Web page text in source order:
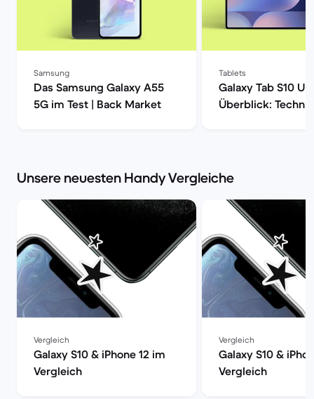
Samsung
Das Samsung Galaxy A55
5G im Test | Back Market
Tablets
Galaxy Tab S10
Überblick:
Unsere neuesten Handy Vergleiche
Vergleich
Galaxy S10 & iPhone 12 im
Vergleich
Vergleich
Galaxy S10 &
Vergleich